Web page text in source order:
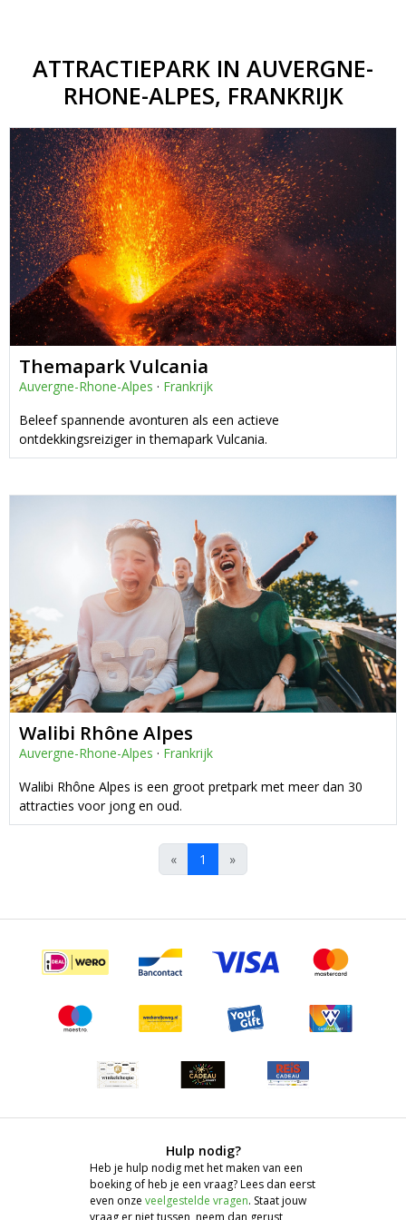
ATTRACTIEPARK IN AUVERGNE-
RHONE-ALPES, FRANKRIJK
Themapark Vulcania
Auvergne-Rhone-Alpes · Frankrijk
Beleef spannende avonturen als een actieve
ontdekkingsreiziger in themapark Vulcania.
Walibi Rhône Alpes
Auvergne-Rhone-Alpes · Frankrijk
Walibi Rhône Alpes is een groot pretpark met meer dan 30
attracties voor jong en oud.
« 1 »
Hulp nodig?
Heb je hulp nodig met het maken van een
boeking of heb je een vraag? Lees dan eerst
even onze veelgestelde vragen. Staat jouw